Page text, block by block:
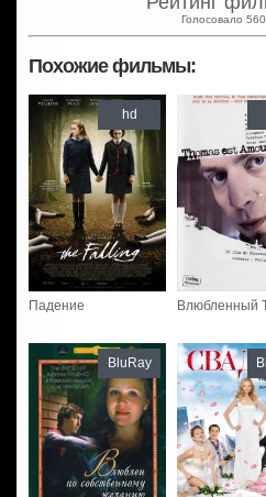
Голосовало
Похожие фильмы:
Падение
hd
Влюбленный
BluRay